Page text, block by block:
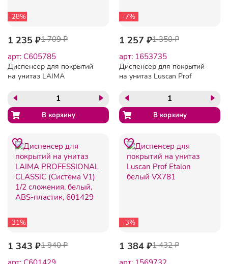
-28%
1 235 ₽1 709 ₽
арт: C605785
Диспенсер для покрытий
на унитаз LAIMA
(V1), 1/2 сложения, белый,
ABS-пластик, 605785
-7%
1 257 ₽1 350 ₽
арт: 1653735
Диспенсер для покрытий
на унитаз Luscan Prof
-31%
1 343 ₽1 940 ₽
-3%
1 384 ₽1 432 ₽